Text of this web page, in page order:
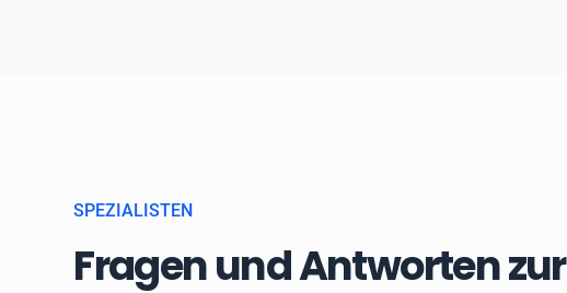
SPEZIALISTEN
Fragen und Antworten zur